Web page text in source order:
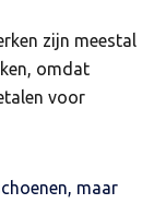
zijn meestal
omdat
voor
maar